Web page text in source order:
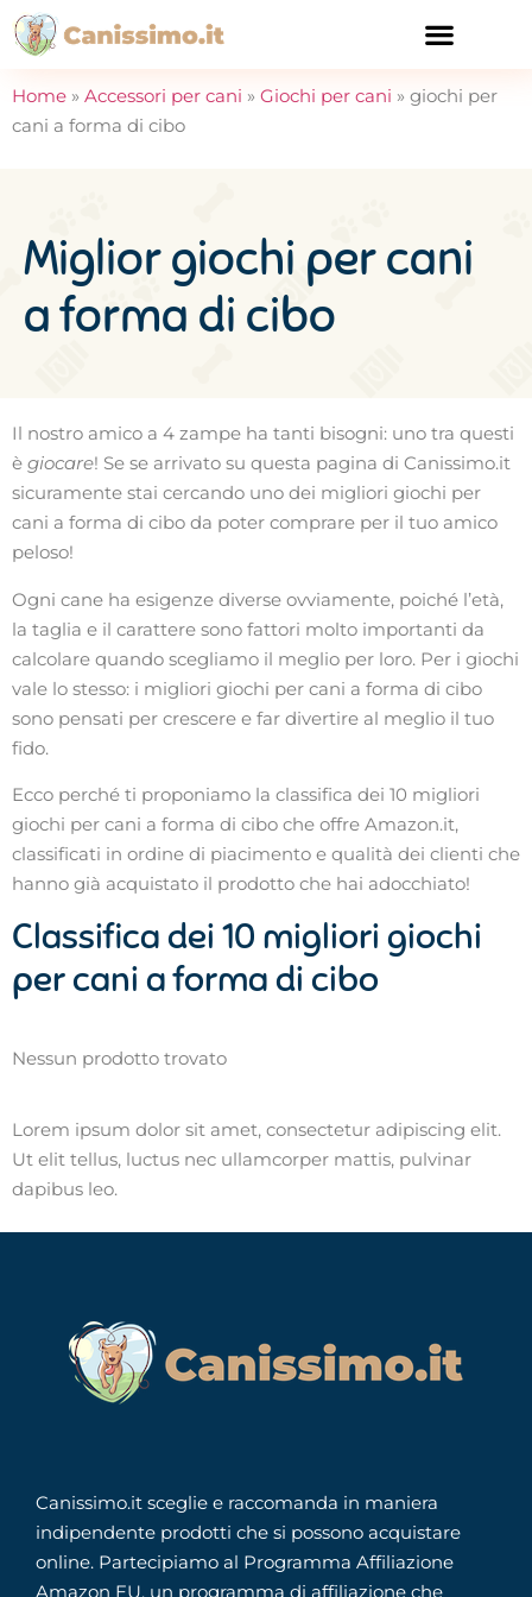
Home » Accessori per cani » Giochi per cani » giochi per
cani a forma di cibo
Miglior giochi per cani
a forma di cibo
Il nostro amico a 4 zampe ha tanti bisogni: uno tra questi
è giocare! Se se arrivato su questa pagina di Canissimo.it
sicuramente stai cercando uno dei migliori giochi per
cani a forma di cibo da poter comprare per il tuo amico
peloso!
Ogni cane ha esigenze diverse ovviamente, poiché l’età,
la taglia e il carattere sono fattori molto importanti da
calcolare quando scegliamo il meglio per loro. Per i giochi
vale lo stesso: i migliori giochi per cani a forma di cibo
sono pensati per crescere e far divertire al meglio il tuo
fido.
Ecco perché ti proponiamo la classifica dei 10 migliori
giochi per cani a forma di cibo che offre Amazon.it,
classificati in ordine di piacimento e qualità dei clienti che
hanno già acquistato il prodotto che hai adocchiato!
Classifica dei 10 migliori giochi
per cani a forma di cibo
Nessun prodotto trovato
Lorem ipsum dolor sit amet, consectetur adipiscing elit.
Ut elit tellus, luctus nec ullamcorper mattis, pulvinar
dapibus leo.
Canissimo.it sceglie e raccomanda in maniera
indipendente prodotti che si possono acquistare
online. Partecipiamo al Programma Affiliazione
Amazon EU, un programma di affiliazione che